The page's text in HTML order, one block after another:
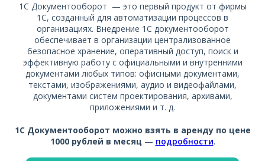
1С Документооборот — это первый продукт от фирмы
1С, созданный для автоматизации процессов в
организациях. Внедрение 1С документооборот
обеспечивает в организации централизованное
безопасное хранение, оперативный доступ, поиск и
эффективную работу с официальными и внутренними
документами любых типов: офисными документами,
текстами, изображениями, аудио и видеофайлами,
документами систем проектирования, архивами,
приложениями и т. д.
1С Документооборот можно взять в аренду по цене
1000 рублей в месяц— подробности.